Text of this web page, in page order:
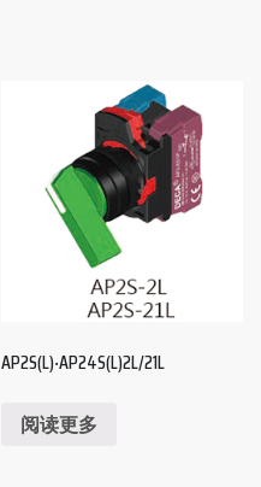
AP2S(L)‧AP24S(L)2L/21L
阅读更多